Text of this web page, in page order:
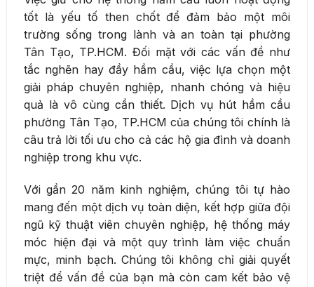
tốt là yếu tố then chốt để đảm bảo một môi
trường sống trong lành và an toàn tại phường
Tân Tạo, TP.HCM. Đối mặt với các vấn đề như
tắc nghẽn hay đầy hầm cầu, việc lựa chọn một
giải pháp chuyên nghiệp, nhanh chóng và hiệu
quả là vô cùng cần thiết. Dịch vụ hút hầm cầu
phường Tân Tạo, TP.HCM của chúng tôi chính là
câu trả lời tối ưu cho cả các hộ gia đình và doanh
nghiệp trong khu vực.
Với gần 20 năm kinh nghiệm, chúng tôi tự hào
mang đến một dịch vụ toàn diện, kết hợp giữa đội
ngũ kỹ thuật viên chuyên nghiệp, hệ thống máy
móc hiện đại và một quy trình làm việc chuẩn
mực, minh bạch. Chúng tôi không chỉ giải quyết
triệt để vấn đề của bạn mà còn cam kết bảo vệ